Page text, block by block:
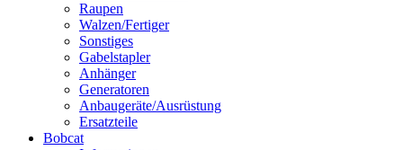
Raupen
Walzen/Fertiger
Sonstiges
Gabelstapler
Anhänger
Generatoren
Anbaugeräte/Ausrüstung
Ersatzteile
Bobcat